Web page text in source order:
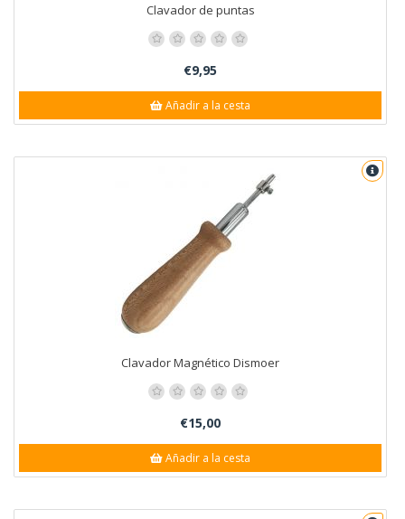
Clavador de puntas
€9,95
Añadir a la cesta
Clavador Magnético Dismoer
€15,00
Añadir a la cesta